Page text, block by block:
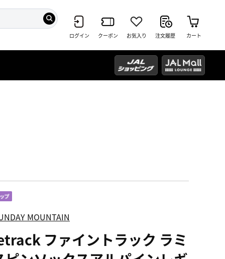
ログイン クーポン お気入り 注文履歴 カート
MOUNTAIN
ファイントラック ラミ